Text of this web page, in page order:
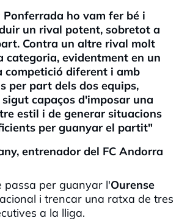
Ponferrada ho vam fer bé i
un rival potent, sobretot a
Contra un altre rival molt
categoria, evidentment en un
competició diferent i amb
per part dels dos equips,
capaços d'imposar una
estil i de generar situacions
per guanyar el partit"
entrenador del FC Andorra
passa per guanyar l'Ourense
i trencar una ratxa de tres
a la lliga.